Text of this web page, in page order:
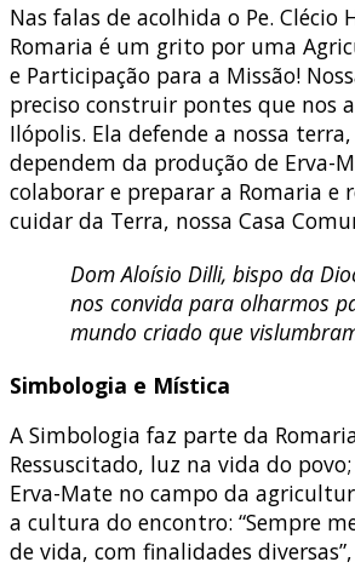
Nas falas de acolhida o Pe.
Romaria é um grito por uma
e Participação para a Missão!
preciso construir pontes que nos
Ilópolis. Ela defende a nossa
dependem da produção de Erva-
colaborar e preparar a Romaria e
cuidar da Terra, nossa Casa
Dom Aloísio Dilli, bispo da
nos convida para olharmos
mundo criado que
Simbologia e Mística
A Simbologia faz parte da
Ressuscitado, luz na vida do
Erva-Mate no campo da
a cultura do encontro: “Sempre
de vida, com finalidades